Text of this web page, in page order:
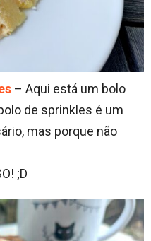
– Aqui está um bolo
de sprinkles é um
mas porque não
;D